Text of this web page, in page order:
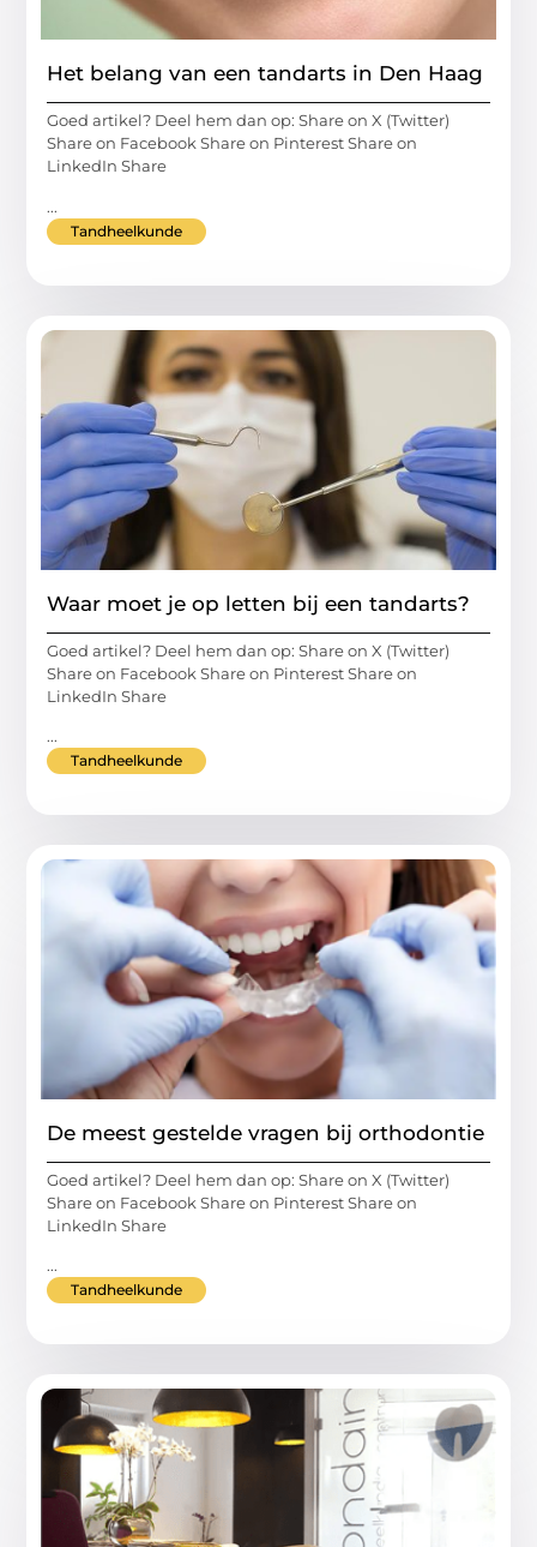
Het belang van een tandarts in Den Haag
Goed artikel? Deel hem dan op: Share on X (Twitter)
Share on Facebook Share on Pinterest Share on
LinkedIn Share
...
Tandheelkunde
Waar moet je op letten bij een tandarts?
Goed artikel? Deel hem dan op: Share on X (Twitter)
Share on Facebook Share on Pinterest Share on
LinkedIn Share
...
Tandheelkunde
De meest gestelde vragen bij orthodontie
Goed artikel? Deel hem dan op: Share on X (Twitter)
Share on Facebook Share on Pinterest Share on
LinkedIn Share
...
Tandheelkunde